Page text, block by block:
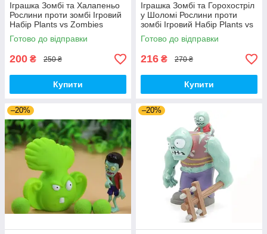
Іграшка Зомбі та Халапеньо
Рослини проти зомбі Ігровий
Набір Plants vs Zombies
(00226)
Готово до відправки
200 ₴ 250 ₴
Купити
Іграшка Зомбі та Горохостріл
у Шоломі Рослини проти
зомбі Ігровий Набір Plants vs
Zombies (00435)
Готово до відправки
216 ₴ 270 ₴
Купити
–20% –20%